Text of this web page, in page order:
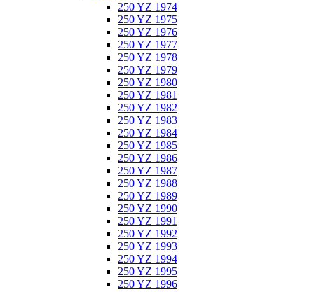
250 YZ 1974
250 YZ 1975
250 YZ 1976
250 YZ 1977
250 YZ 1978
250 YZ 1979
250 YZ 1980
250 YZ 1981
250 YZ 1982
250 YZ 1983
250 YZ 1984
250 YZ 1985
250 YZ 1986
250 YZ 1987
250 YZ 1988
250 YZ 1989
250 YZ 1990
250 YZ 1991
250 YZ 1992
250 YZ 1993
250 YZ 1994
250 YZ 1995
250 YZ 1996